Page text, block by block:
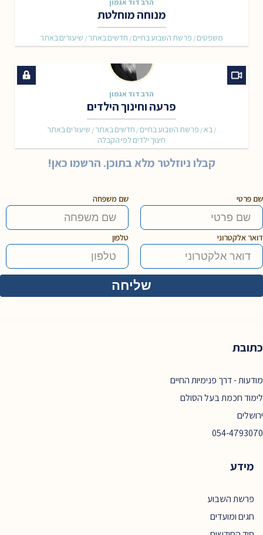
הרב דוד אגמון
מנוחה מוחלטת
שיעורים באתר / חדשים באתר / פרשת השבוע בחיים / משפטים
הרב דוד אגמון
פרעה וחינוך הילדים
שיעורים באתר / חדשים באתר / פרשת השבוע בחיים /בא /
חינוך ילדים לפי הקבלה
קבלו ניוזלטר מלא בתוכן. הרשמו כאן!
שם פרטי שם משפחה
דואר אלקטרוני טלפון
כתובת
מודעות - דרך פנימיות החיים
לימוד חכמת בעל הסולם
ירושלים
054-4793070
מידע
פרשת השבוע
חגים ומועדים